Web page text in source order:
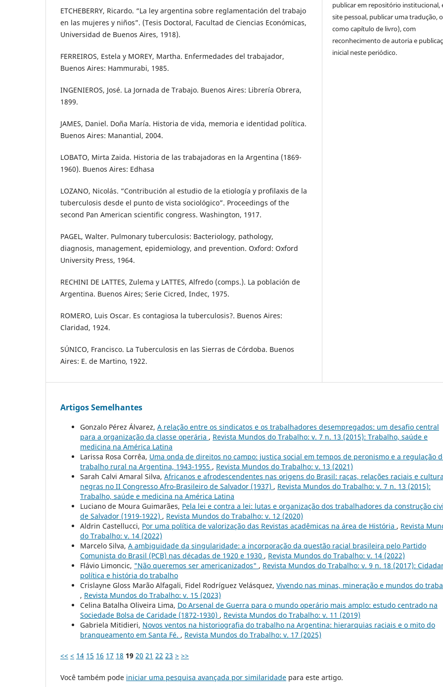
ETCHEBERRY, Ricardo. “La ley argentina sobre reglamentación del trabajo
en las mujeres y niños”. (Tesis Doctoral, Facultad de Ciencias Económicas,
Universidad de Buenos Aires, 1918).
FERREIROS, Estela y MOREY, Martha. Enfermedades del trabajador,
Buenos Aires: Hammurabi, 1985.
INGENIEROS, José. La Jornada de Trabajo. Buenos Aires: Librería Obrera,
1899.
JAMES, Daniel. Doña María. Historia de vida, memoria e identidad política.
Buenos Aires: Manantial, 2004.
LOBATO, Mirta Zaida. Historia de las trabajadoras en la Argentina (1869-
1960). Buenos Aires: Edhasa
LOZANO, Nicolás. “Contribución al estudio de la etiología y profilaxis de la
tuberculosis desde el punto de vista sociológico”. Proceedings of the
second Pan American scientific congress. Washington, 1917.
PAGEL, Walter. Pulmonary tuberculosis: Bacteriology, pathology,
diagnosis, management, epidemiology, and prevention. Oxford: Oxford
University Press, 1964.
RECHINI DE LATTES, Zulema y LATTES, Alfredo (comps.). La población de
Argentina. Buenos Aires; Serie Cicred, Indec, 1975.
ROMERO, Luis Oscar. Es contagiosa la tuberculosis?. Buenos Aires:
Claridad, 1924.
SÚNICO, Francisco. La Tuberculosis en las Sierras de Córdoba. Buenos
Aires: E. de Martino, 1922.
publicar em repositório institucional,
site pessoal, publicar uma tradução,
como capítulo de livro), com
reconhecimento de autoria e
inicial neste periódico.
Artigos Semelhantes
Gonzalo Pérez Álvarez, A relação entre os sindicatos e os trabalhadores desempregados: um desafio central
para a organização da classe operária , Revista Mundos do Trabalho: v. 7 n. 13 (2015): Trabalho, saúde e
medicina na América Latina
Larissa Rosa Corrêa, Uma onda de direitos no campo: justiça social em tempos de peronismo e a regulação
trabalho rural na Argentina, 1943-1955 , Revista Mundos do Trabalho: v. 13 (2021)
Sarah Calvi Amaral Silva, Africanos e afrodescendentes nas origens do Brasil: raças, relações raciais e
negras no II Congresso Afro-Brasileiro de Salvador (1937) , Revista Mundos do Trabalho: v. 7 n. 13 (2015):
Trabalho, saúde e medicina na América Latina
Luciano de Moura Guimarães, Pela lei e contra a lei: lutas e organização dos trabalhadores da construção
de Salvador (1919-1922) , Revista Mundos do Trabalho: v. 12 (2020)
Aldrin Castellucci, Por uma política de valorização das Revistas acadêmicas na área de História , Revista
do Trabalho: v. 14 (2022)
Marcelo Silva, A ambiguidade da singularidade: a incorporação da questão racial brasileira pelo Partido
Comunista do Brasil (PCB) nas décadas de 1920 e 1930 , Revista Mundos do Trabalho: v. 14 (2022)
Flávio Limoncic, "Não queremos ser americanizados" , Revista Mundos do Trabalho: v. 9 n. 18 (2017):
política e história do trabalho
Crislayne Gloss Marão Alfagali, Fidel Rodríguez Velásquez, Vivendo nas minas, mineração e mundos do
, Revista Mundos do Trabalho: v. 15 (2023)
Celina Batalha Oliveira Lima, Do Arsenal de Guerra para o mundo operário mais amplo: estudo centrado na
Sociedade Bolsa de Caridade (1872-1930) , Revista Mundos do Trabalho: v. 11 (2019)
Gabriela Mitidieri, Novos ventos na historiografia do trabalho na Argentina: hierarquias raciais e o mito do
branqueamento em Santa Fé. , Revista Mundos do Trabalho: v. 17 (2025)
<< < 14 15 16 17 18 19 20 21 22 23 > >>
Você também pode iniciar uma pesquisa avançada por similaridade para este artigo.